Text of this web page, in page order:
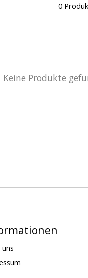
0
Keine Produkte